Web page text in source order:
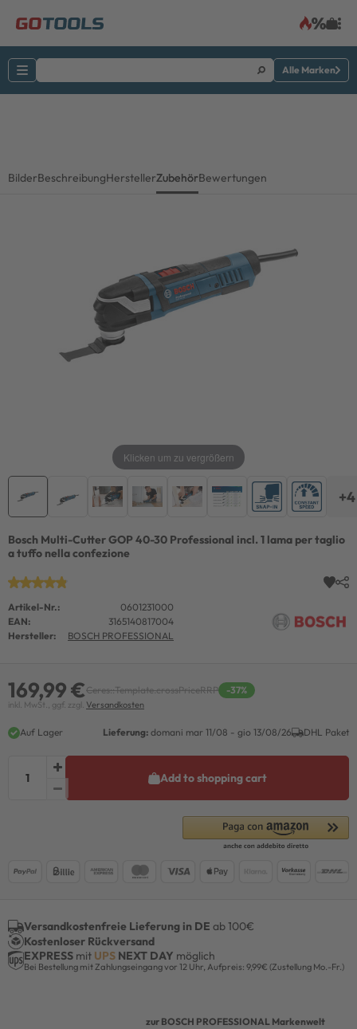
Alle Marken
BilderBeschreibungHerstellerZubehörBewertungen
Klicken um zu vergrößern
+4
Bosch Multi-Cutter GOP 40-30 Professional incl. 1 lama per taglio
a tuffo nella confezione
Artikel-Nr.:
0601231000
EAN:
3165140817004
Hersteller:
BOSCH PROFESSIONAL
169,99 €Ceres::Template.crossPriceRRP -37%
inkl. MwSt., ggf. zzgl. Versandkosten
Auf Lager Lieferung: domani mar 11/08 - gio 13/08/26 DHL Paket
Add to shopping cart
Versandkostenfreie Lieferung in DE ab 100€
Kostenloser Rückversand
EXPRESS mit UPS NEXT DAY möglich
Bei Bestellung mit Zahlungseingang vor 12 Uhr, Aufpreis: 9,99€ (Zustellung Mo.-Fr.)
zur BOSCH PROFESSIONAL Markenwelt